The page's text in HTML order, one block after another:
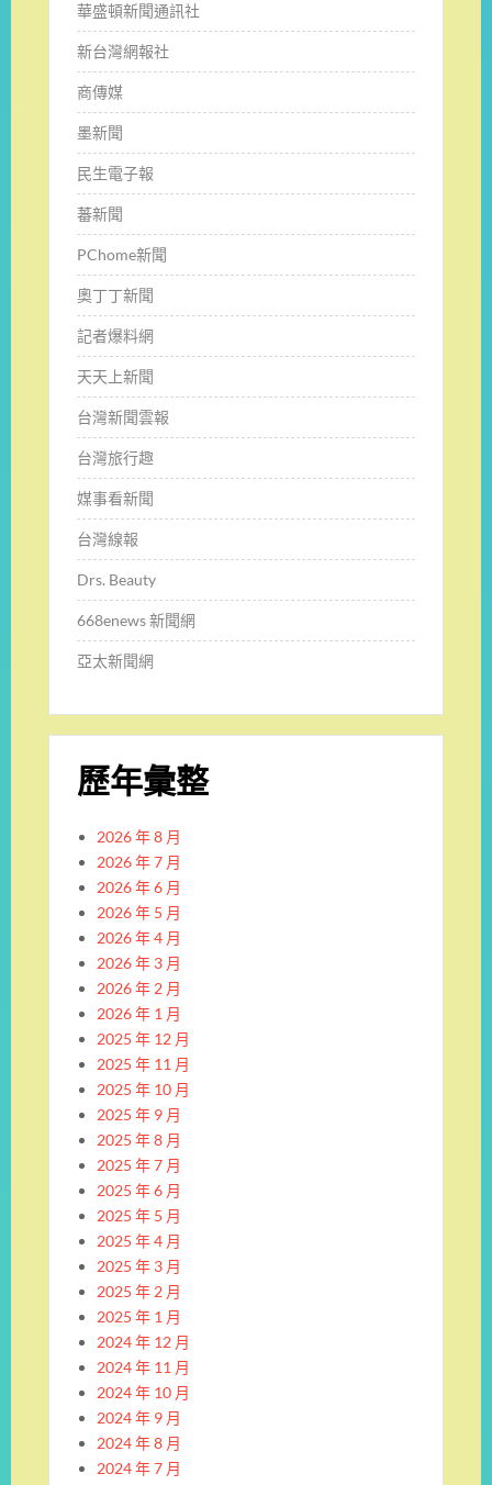
華盛頓新聞通訊社
新台灣網報社
商傳媒
墨新聞
民生電子報
蕃新聞
PChome新聞
奧丁丁新聞
記者爆料網
天天上新聞
台灣新聞雲報
台灣旅行趣
媒事看新聞
台灣線報
Drs. Beauty
668enews 新聞網
亞太新聞網
歷年彙整
2026 年 8 月
2026 年 7 月
2026 年 6 月
2026 年 5 月
2026 年 4 月
2026 年 3 月
2026 年 2 月
2026 年 1 月
2025 年 12 月
2025 年 11 月
2025 年 10 月
2025 年 9 月
2025 年 8 月
2025 年 7 月
2025 年 6 月
2025 年 5 月
2025 年 4 月
2025 年 3 月
2025 年 2 月
2025 年 1 月
2024 年 12 月
2024 年 11 月
2024 年 10 月
2024 年 9 月
2024 年 8 月
2024 年 7 月